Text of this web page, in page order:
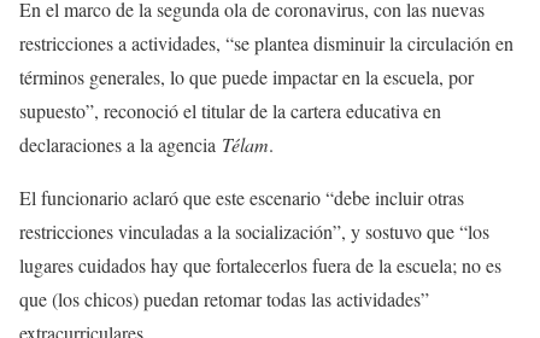
En el marco de la segunda ola de coronavirus, con las nuevas
restricciones a actividades, “se plantea disminuir la circulación en
términos generales, lo que puede impactar en la escuela, por
supuesto”, reconoció el titular de la cartera educativa en
declaraciones a la agencia Télam.
El funcionario aclaró que este escenario “debe incluir otras
restricciones vinculadas a la socialización”, y sostuvo que “los
lugares cuidados hay que fortalecerlos fuera de la escuela; no es
que (los chicos) puedan retomar todas las actividades”
extracurriculares.